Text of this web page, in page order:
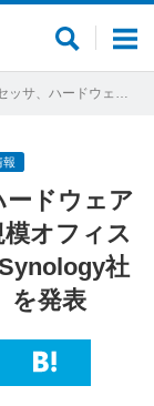
メ
ュ
サ
ト
けの2ベイNASサーバー、Synology社製「DiskStation DS216」を発表
報
ドウェア
オフィス
社
を発表